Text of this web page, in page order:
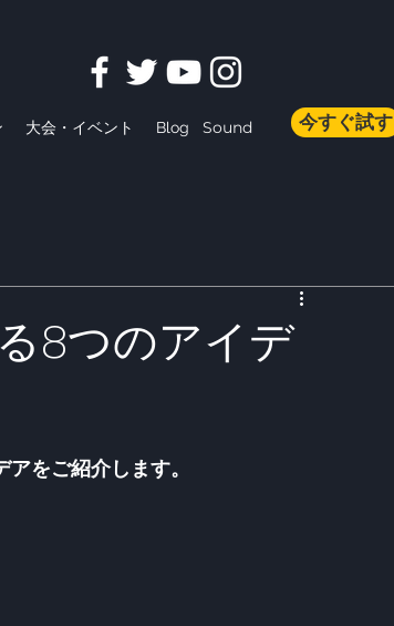
大会・イベント Blog Sound 今すぐ試す
8つのアイデ
をご紹介します。